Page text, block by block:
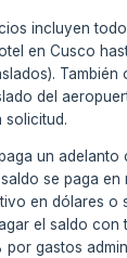
incluyen
en Cusco
del
solicitud.
un adelanto
se paga en
en dólares o
el saldo con
gastos